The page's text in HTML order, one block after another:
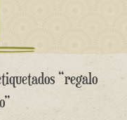
“regalo